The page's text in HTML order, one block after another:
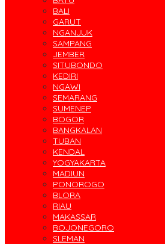
BALI
GARUT
NGANJUK
SAMPANG
JEMBER
SITUBONDO
KEDIRI
NGAWI
SEMARANG
SUMENEP
BOGOR
BANGKALAN
TUBAN
KENDAL
YOGYAKARTA
MADIUN
PONOROGO
BLORA
RIAU
MAKASSAR
BOJONEGORO
SLEMAN